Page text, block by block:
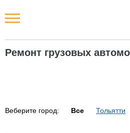
Ремонт грузовых
Веберите город: Все Тольятти
Новости РФ
Наши мероприятия